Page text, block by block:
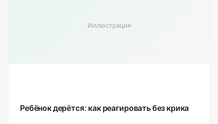
Иллюстрация
Ребёнок дерётся: как реагировать без крика